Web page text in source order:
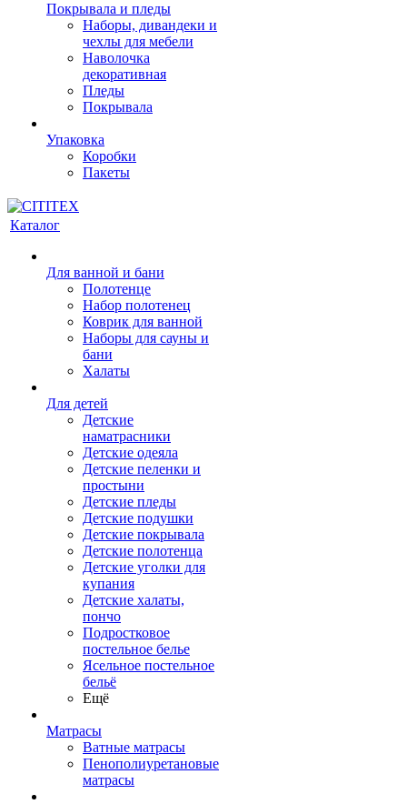
Покрывала и пледы
Наборы, дивандеки и
чехлы для мебели
Наволочка
декоративная
Пледы
Покрывала
Упаковка
Коробки
Пакеты
Каталог
Для ванной и бани
Полотенце
Набор полотенец
Коврик для ванной
Наборы для сауны и
бани
Халаты
Для детей
Детские
наматрасники
Детские одеяла
Детские пеленки и
простыни
Детские пледы
Детские подушки
Детские покрывала
Детские полотенца
Детские уголки для
купания
Детские халаты,
пончо
Подростковое
постельное белье
Ясельное постельное
бельё
Ещё
Матрасы
Ватные матрасы
Пенополиуретановые
матрасы